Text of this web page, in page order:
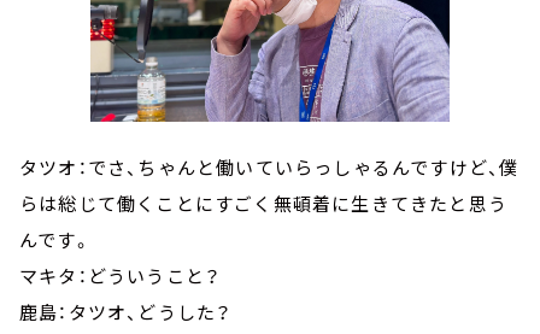
タツオ：でさ、ちゃんと働いていらっしゃるんですけど、僕
らは総じて働くことにすごく無頓着に生きてきたと思う
んです。
マキタ：どういうこと？
鹿島：タツオ、どうした？